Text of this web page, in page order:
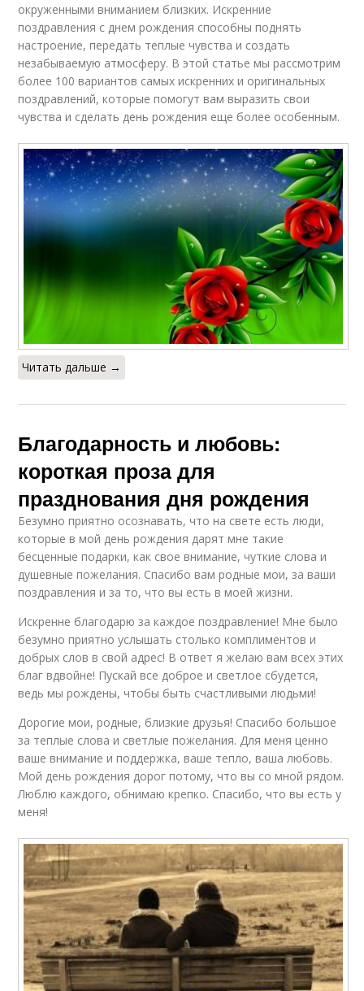
окруженными вниманием близких. Искренние
поздравления с днем рождения способны поднять
настроение, передать теплые чувства и создать
незабываемую атмосферу. В этой статье мы рассмотрим
более 100 вариантов самых искренних и оригинальных
поздравлений, которые помогут вам выразить свои
чувства и сделать день рождения еще более особенным.
Читать дальше →
Благодарность и любовь:
короткая проза для
празднования дня рождения
Безумно приятно осознавать, что на свете есть люди,
которые в мой день рождения дарят мне такие
бесценные подарки, как свое внимание, чуткие слова и
душевные пожелания. Спасибо вам родные мои, за ваши
поздравления и за то, что вы есть в моей жизни.
Искренне благодарю за каждое поздравление! Мне было
безумно приятно услышать столько комплиментов и
добрых слов в свой адрес! В ответ я желаю вам всех этих
благ вдвойне! Пускай все доброе и светлое сбудется,
ведь мы рождены, чтобы быть счастливыми людьми!
Дорогие мои, родные, близкие друзья! Спасибо большое
за теплые слова и светлые пожелания. Для меня ценно
ваше внимание и поддержка, ваше тепло, ваша любовь.
Мой день рождения дорог потому, что вы со мной рядом.
Люблю каждого, обнимаю крепко. Спасибо, что вы есть у
меня!